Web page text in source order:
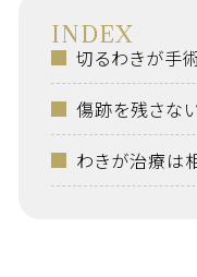
INDEX
切るわきが手
傷跡を残さな
わきが治療は